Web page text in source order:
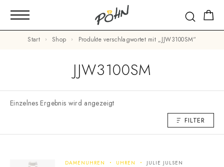
Start Shop Produkte verschlagwortet mit „JJW3100SM“
JJW3100SM
Einzelnes Ergebnis wird angezeigt
FILTER
DAMENUHREN UHREN JULIE JULSEN